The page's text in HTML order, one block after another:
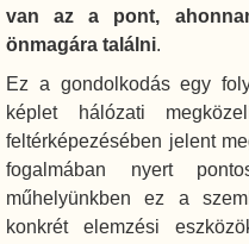
van az a pont,
önmagára találni.
Ez a gondolkodás egy
képlet hálózati
feltérképezésében jelent
fogalmában nyert
műhelyünkben ez a
konkrét elemzési